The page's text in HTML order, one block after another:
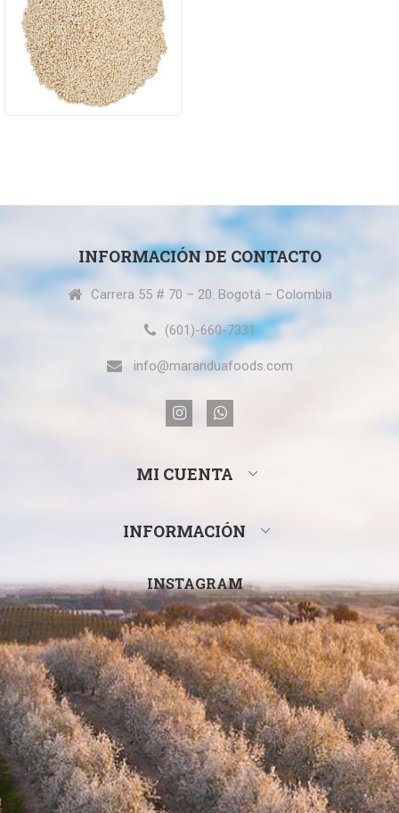
INFORMACIÓN DE CONTACTO
Carrera 55 # 70 – 20. Bogotá – Colombia
(601)-660-7331
info@maranduafoods.com
MI CUENTA
INFORMACIÓN
INSTAGRAM